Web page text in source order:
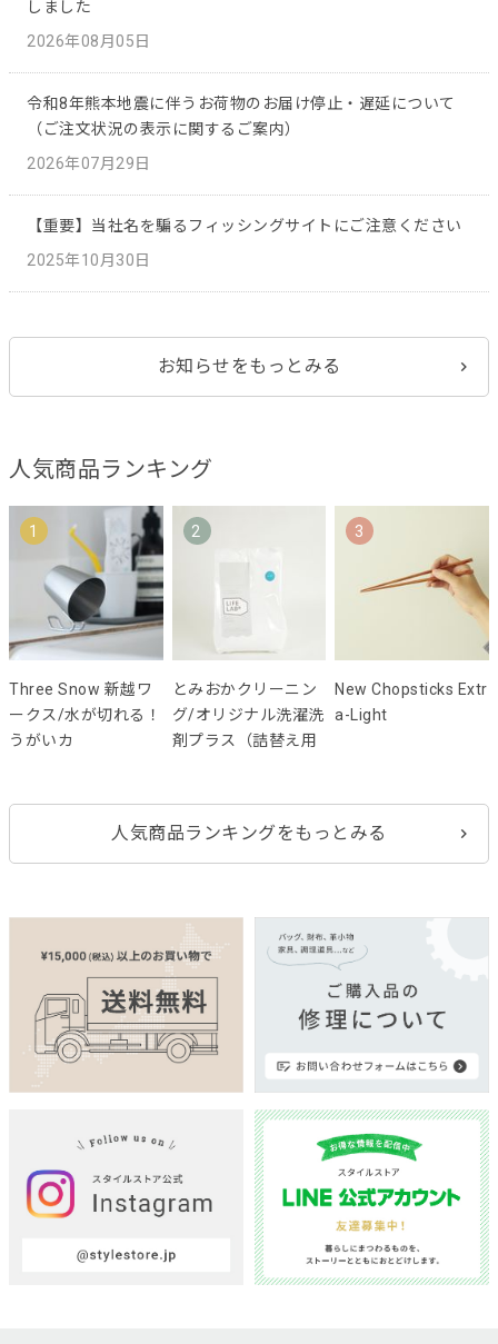
しました
2026年08月05日
令和8年熊本地震に伴うお荷物のお届け停止・遅延について
（ご注文状況の表示に関するご案内）
2026年07月29日
【重要】当社名を騙るフィッシングサイトにご注意ください
2025年10月30日
お知らせをもっとみる
人気商品ランキング
1
Three Snow 新越ワ
ークス/水が切れる！
うがいカ
2
とみおかクリーニン
グ/オリジナル洗濯洗
剤プラス（詰替え用
3
New Chopsticks Extr
a-Light
人気商品ランキングをもっとみる